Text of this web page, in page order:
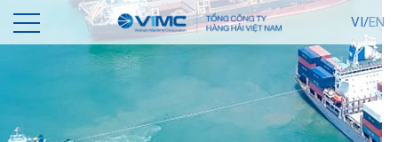
VI/EN